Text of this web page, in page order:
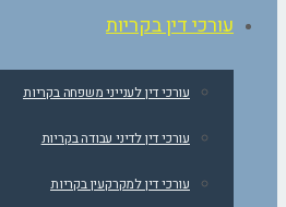
עורכי דין בקריות
עורכי דין לענייני משפחה בקריות
עורכי דין לדיני עבודה בקריות
עורכי דין למקרקעין בקריות